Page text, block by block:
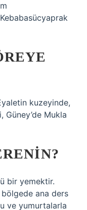
kuzeyinde,
Güney’de Mukla
bir yemektir.
bölgede ana ders
ve yumurtalarla